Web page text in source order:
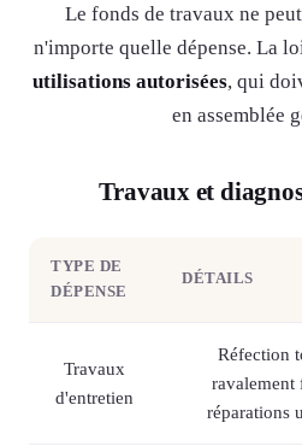
Le fonds de travaux ne
n'importe quelle dépense. La
utilisations autorisées, qui
en assemblée
Travaux et
TYPE DE
DÉPENSE
DÉTAILS
Travaux
d'entretien
Réfection
ravalement
réparations